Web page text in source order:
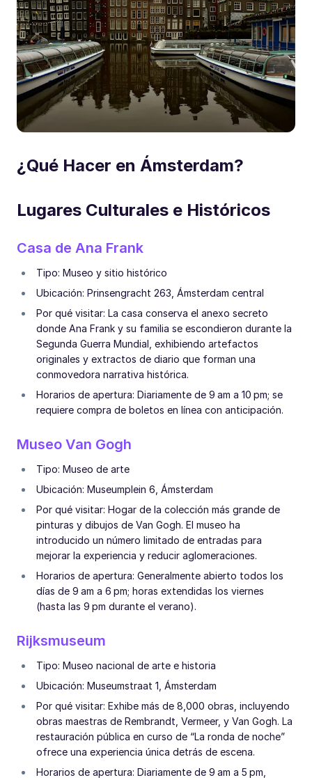
¿Qué Hacer en Ámsterdam?
Lugares Culturales e Históricos
Casa de Ana Frank
Tipo: Museo y sitio histórico
Ubicación: Prinsengracht 263, Ámsterdam central
Por qué visitar: La casa conserva el anexo secreto
donde Ana Frank y su familia se escondieron durante la
Segunda Guerra Mundial, exhibiendo artefactos
originales y extractos de diario que forman una
conmovedora narrativa histórica.
Horarios de apertura: Diariamente de 9 am a 10 pm; se
requiere compra de boletos en línea con anticipación.
Museo Van Gogh
Tipo: Museo de arte
Ubicación: Museumplein 6, Ámsterdam
Por qué visitar: Hogar de la colección más grande de
pinturas y dibujos de Van Gogh. El museo ha
introducido un número limitado de entradas para
mejorar la experiencia y reducir aglomeraciones.
Horarios de apertura: Generalmente abierto todos los
días de 9 am a 6 pm; horas extendidas los viernes
(hasta las 9 pm durante el verano).
Rijksmuseum
Tipo: Museo nacional de arte e historia
Ubicación: Museumstraat 1, Ámsterdam
Por qué visitar: Exhibe más de 8,000 obras, incluyendo
obras maestras de Rembrandt, Vermeer, y Van Gogh. La
restauración pública en curso de “La ronda de noche”
ofrece una experiencia única detrás de escena.
Horarios de apertura: Diariamente de 9 am a 5 pm,